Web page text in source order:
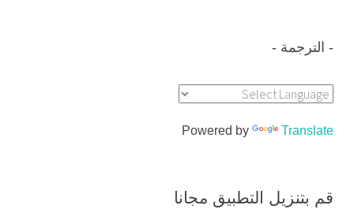
الترجمة
Powered by Translate
قم بتنزيل التطبيق مجانا